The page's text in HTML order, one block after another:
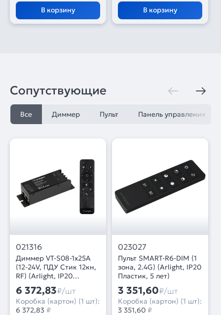
В корзину В корзину
Сопутствующие
Все Диммер Пульт Панель управления
021316
Диммер VT-S08-1x25A
(12-24V, ПДУ Стик 12кн,
RF) (Arlight, IP20
Металл, 3 года)
6 372,83₽/шт
Коробка (картон) (1 шт):
6 372,83 ₽
023027
Пульт SMART-R6-DIM (1
зона, 2.4G) (Arlight, IP20
Пластик, 5 лет)
3 351,60₽/шт
Коробка (картон) (1 шт):
3 351,60 ₽